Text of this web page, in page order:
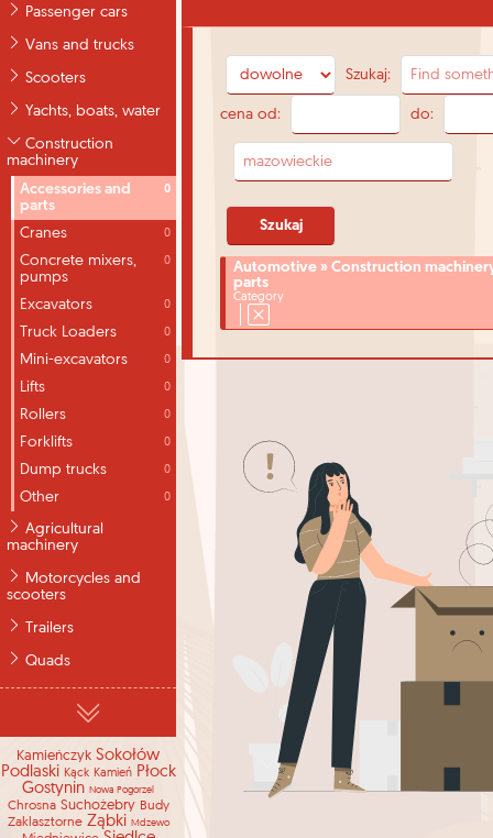
Passenger cars
Vans and trucks
Scooters
Yachts, boats, water
Construction
machinery
Accessories and
parts
0
Cranes 0
Concrete mixers,
pumps
0
Excavators 0
Truck Loaders 0
Mini-excavators 0
Lifts 0
Rollers 0
Forklifts 0
Dump trucks 0
Other 0
Agricultural
machinery
Motorcycles and
scooters
Trailers
Quads
Kamieńczyk Sokołów
Podlaski Kąck Kamień Płock
Gostynin Nowa Pogorzel
Chrosna Suchożebry Budy
Zaklasztorne Ząbki Mdzewo
Szukaj:
cena od: do:
Automotive » Construction
parts
Category